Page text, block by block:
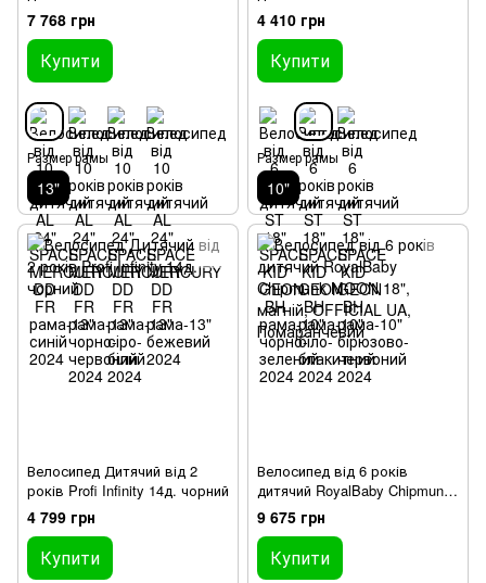
MERCURY DD FR рама-13"
синій 2024
7 768 грн
Купити
Размер рамы
13"
GEON BH рама-10" біло-
блакитний 2024
4 410 грн
Купити
Размер рамы
10"
Велосипед Дитячий від 2
років Profi Infinity 14д. чорний
4 799 грн
Купити
Велосипед від 6 років
дитячий RoyalBaby Chipmunk
MOON 18", магній, OFFICIAL
UA, Помаранчевий
9 675 грн
Купити